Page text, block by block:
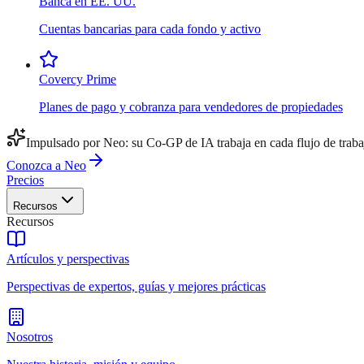
Cuentas bancarias para cada fondo y activo
Covercy Prime
Planes de pago y cobranza para vendedores de propiedades
Impulsado por Neo: su Co-GP de IA trabaja en cada flujo de
Conozca a Neo
Precios
Recursos
Recursos
Artículos y perspectivas
Perspectivas de expertos, guías y mejores prácticas
Nosotros